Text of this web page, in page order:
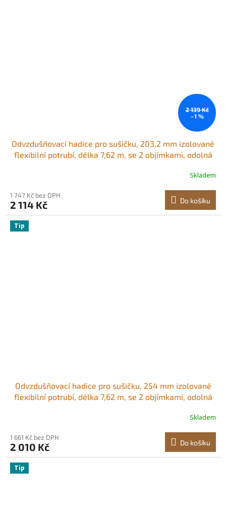
2 139 Kč
–1 %
Odvzdušňovací hadice pro sušičku, 203,2 mm izolované
flexibilní potrubí, délka 7,62 m, se 2 objímkami, odolná
Skladem
1 747 Kč bez DPH
2 114 Kč Do košíku
Tip
Odvzdušňovací hadice pro sušičku, 254 mm izolované
flexibilní potrubí, délka 7,62 m, se 2 objímkami, odolná
Skladem
1 661 Kč bez DPH
2 010 Kč Do košíku
Tip